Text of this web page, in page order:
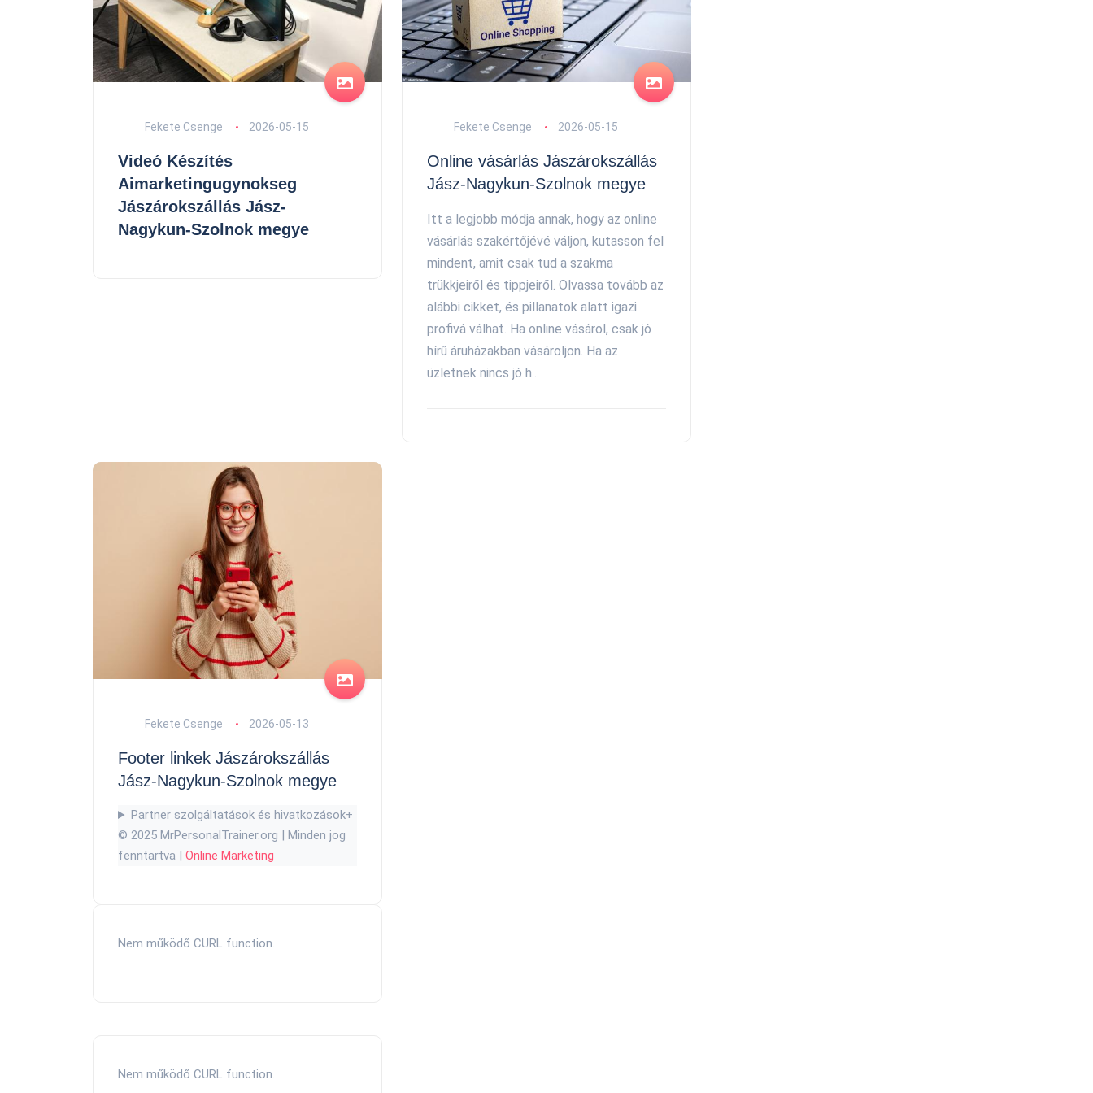
Fekete Csenge 2026-05-15
Videó Készítés
Aimarketingugynokseg
Jászárokszállás Jász-
Nagykun-Szolnok megye
Fekete Csenge 2026-05-15
Online vásárlás Jászárokszállás
Jász-Nagykun-Szolnok megye
Itt a legjobb módja annak, hogy az online
vásárlás szakértőjévé váljon, kutasson fel
mindent, amit csak tud a szakma
trükkjeiről és tippjeiről. Olvassa tovább az
alábbi cikket, és pillanatok alatt igazi
profivá válhat. Ha online vásárol, csak jó
hírű áruházakban vásároljon. Ha az
üzletnek nincs jó h...
Fekete Csenge 2026-05-13
Footer linkek Jászárokszállás
Jász-Nagykun-Szolnok megye
Partner szolgáltatások és hivatkozások+
© 2025 MrPersonalTrainer.org | Minden jog
fenntartva | Online Marketing
Nem működő CURL function.
Nem működő CURL function.